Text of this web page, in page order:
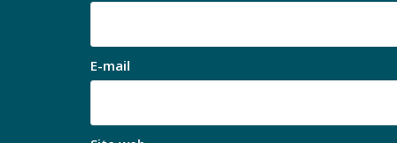
E-mail